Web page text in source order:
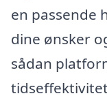
en passende
dine ønsker
sådan